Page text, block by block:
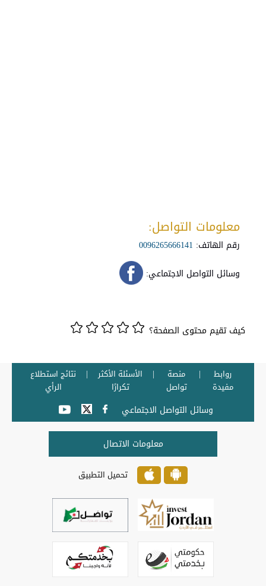
معلومات التواصل:
رقم الهاتف: 0096265666141
وسائل التواصل الاجتماعي:
كيف تقيم محتوى الصفحة؟
روابط
مفيدة
منصة
تواصل
الأسئلة الأكثر
تكرارًا
نتائج استطلاع
الرأي
وسائل التواصل الاجتماعي
معلومات الاتصال
تحميل التطبيق